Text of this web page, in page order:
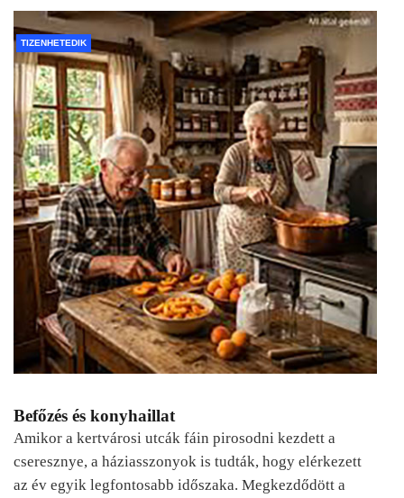
TIZENHETEDIK
Befőzés és konyhaillat
Amikor a kertvárosi utcák fáin pirosodni kezdett a
cseresznye, a háziasszonyok is tudták, hogy elérkezett
az év egyik legfontosabb időszaka. Megkezdődött a